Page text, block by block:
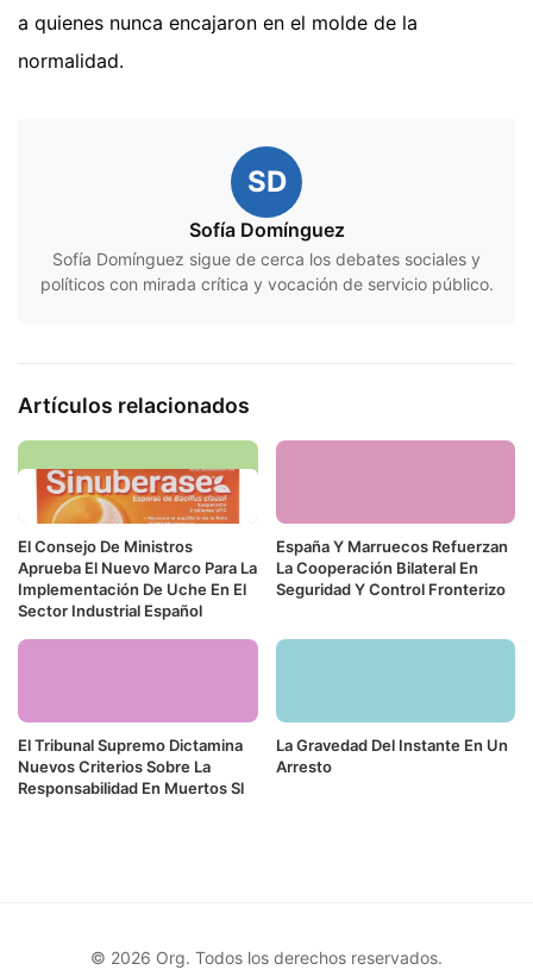
a quienes nunca encajaron en el molde de la
normalidad.
SD
Sofía Domínguez
Sofía Domínguez sigue de cerca los debates sociales y
políticos con mirada crítica y vocación de servicio público.
Artículos relacionados
El Consejo De Ministros
Aprueba El Nuevo Marco Para La
Implementación De Uche En El
Sector Industrial Español
España Y Marruecos Refuerzan
La Cooperación Bilateral En
Seguridad Y Control Fronterizo
El Tribunal Supremo Dictamina
Nuevos Criterios Sobre La
Responsabilidad En Muertos Sl
La Gravedad Del Instante En Un
Arresto
© 2026 Org. Todos los derechos reservados.